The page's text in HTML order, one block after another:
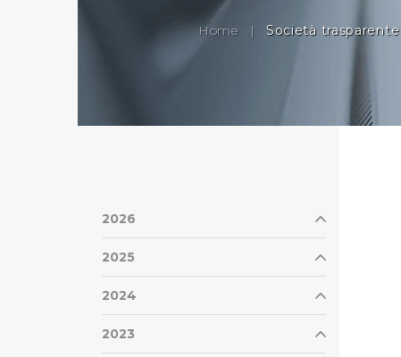
Home | Società trasparente
2026
2025
2024
2023